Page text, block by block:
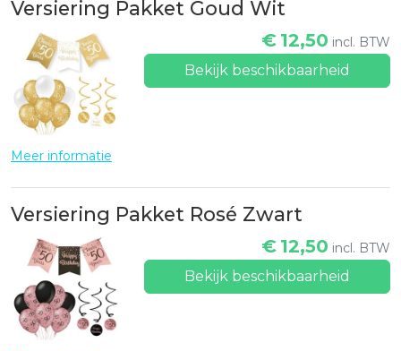
Versiering Pakket Goud Wit
€ 12,50 incl. BTW
Bekijk beschikbaarheid
Meer informatie
Versiering Pakket Rosé Zwart
€ 12,50 incl. BTW
Bekijk beschikbaarheid